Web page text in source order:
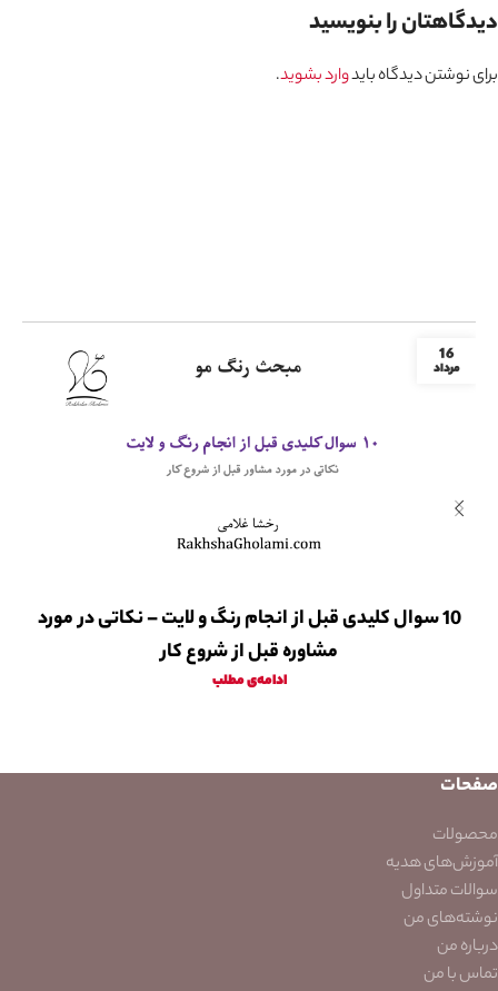
دیدگاهتان را بنویسید
برای نوشتن دیدگاه بایدوارد بشوید.
16
مرداد
10 سوال کلیدی قبل از انجام رنگ و لایت – نکاتی در مورد
مشاوره قبل از شروع کار
ادامه‌ی مطلب
صفحات
محصولات
آموزش‌های هدیه
سوالات متداول
نوشته‌های من
درباره من
تماس با من